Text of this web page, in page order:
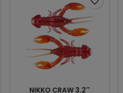
excepcional. 5 UNIDADES
POR PACK
NIKKO CRAW 3.2''